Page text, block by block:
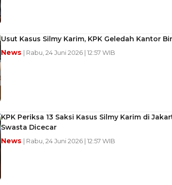
Usut Kasus Silmy Karim, KPK Geledah Kantor
News | Rabu, 24 Juni 2026 | 12:57 WIB
KPK Periksa 13 Saksi Kasus Silmy Karim di
Swasta Dicecar
News | Rabu, 24 Juni 2026 | 12:57 WIB